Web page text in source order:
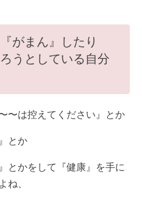
がまん』したり
うとしている自分
〜は控えてください』とか
とか
とかをして『健康』を手に
ね、